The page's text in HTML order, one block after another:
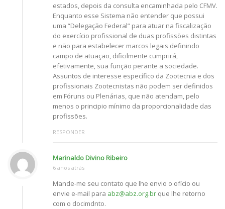
estados, depois da consulta encaminhada pelo CFMV.
Enquanto esse Sistema não entender que possui
uma “Delegação Federal” para atuar na fiscalização
do exercício profissional de duas profissões distintas
e não para estabelecer marcos legais definindo
campo de atuação, dificilmente cumprirá,
efetivamente, sua função perante a sociedade.
Assuntos de interesse específico da Zootecnia e dos
profissionais Zootecnistas não podem ser definidos
em Fóruns ou Plenárias, que não atendam, pelo
menos o principio mínimo da proporcionalidade das
profissões.
RESPONDER
Marinaldo Divino Ribeiro
6 anos atrás
Mande-me seu contato que lhe envio o ofício ou
envie e-mail para abz@abz.org.br que lhe retorno
com o docimdnto.